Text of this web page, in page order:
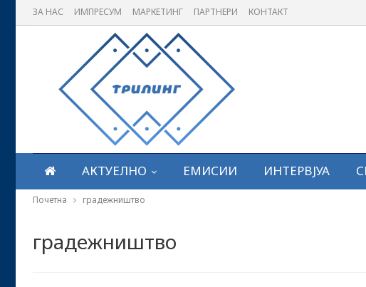
ЗА НАС ИМПРЕСУМ МАРКЕТИНГ ПАРТНЕРИ КОНТАКТ
АКТУЕЛНО ЕМИСИИ ИНТЕРВЈУА
Почетна градежништво
градежништво